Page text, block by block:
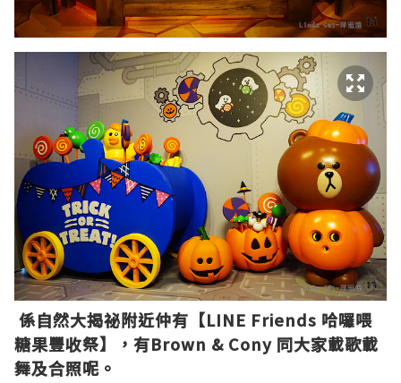
係自然大揭祕附近仲有 【LINE Friends 哈囉喂
糖果豐收祭】，有Brown & Cony 同大家載歌載
舞及合照呢。